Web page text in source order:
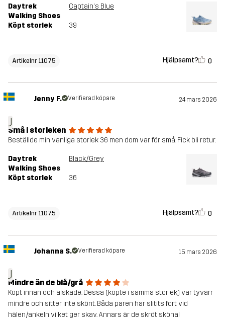
Daytrek
Walking Shoes
Captain's Blue
Köpt storlek 39
Artikelnr 11075 Hjälpsamt? 0
J
Jenny F. Verifierad köpare 24 mars 2026
Små i storleken
Beställde min vanliga storlek 36 men dom var för små. Fick bli retur.
Daytrek
Walking Shoes
Black/Grey
Köpt storlek 36
Artikelnr 11075 Hjälpsamt? 0
J
Johanna S. Verifierad köpare 15 mars 2026
Mindre än de blå/grå
Köpt innan och älskade. Dessa (köpte i samma storlek) var tyvärr
mindre och sitter inte skönt. Båda paren har slitits fort vid
hälen/ankeln vilket ger skav. Annars är de skröt sköna!